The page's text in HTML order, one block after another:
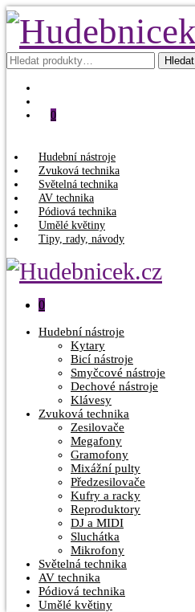
Hledat: Hledat
0
Hudební nástroje
Zvuková technika
Světelná technika
AV technika
Pódiová technika
Umělé květiny
Tipy, rady, návody
0
Hudební nástroje
Kytary
Bicí nástroje
Smyčcové nástroje
Dechové nástroje
Klávesy
Zvuková technika
Zesilovače
Megafony
Gramofony
Mixážní pulty
Předzesilovače
Kufry a racky
Reproduktory
DJ a MIDI
Sluchátka
Mikrofony
Světelná technika
AV technika
Pódiová technika
Umělé květiny